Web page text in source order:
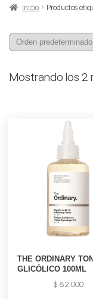
Inicio Productos
Mostrando los 2
THE ORDINARY
GLICÓLICO 100ML
$ 82.000